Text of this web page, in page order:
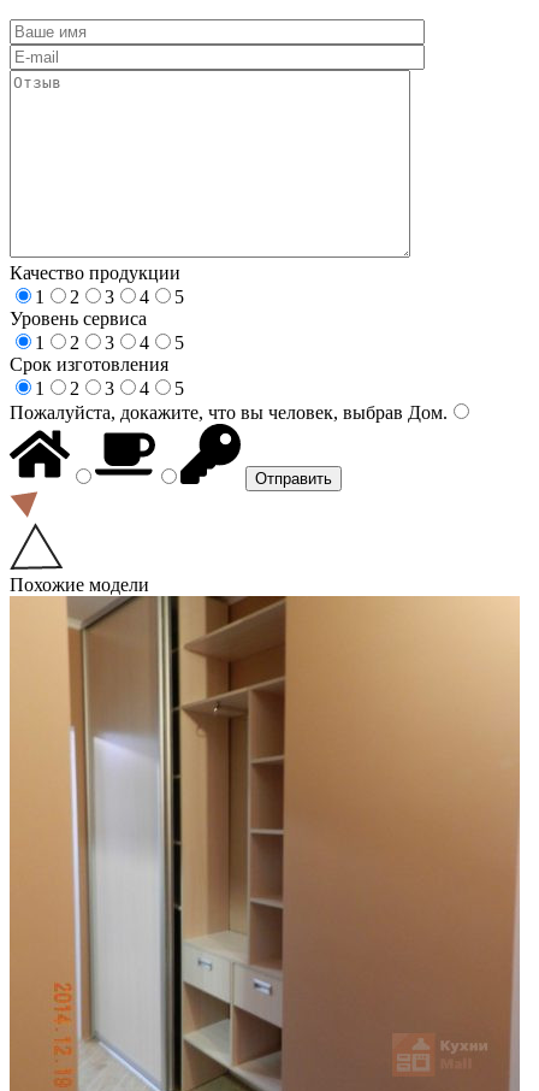
Качество продукции
1
2 3 4
5
Уровень сервиса
1
2 3 4
5
Срок изготовления
1
2 3 4
5
Пожалуйста, докажите, что вы человек, выбрав Дом.
Похожие модели